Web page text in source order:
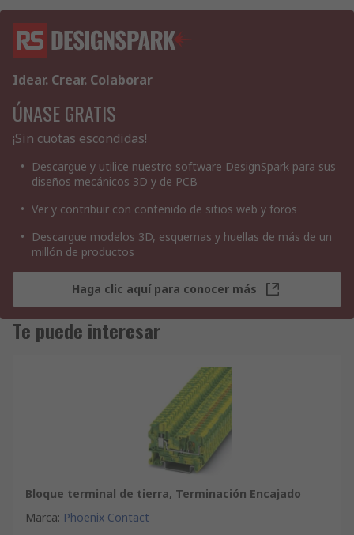
Idear. Crear. Colaborar
ÚNASE GRATIS
¡Sin cuotas escondidas!
Descargue y utilice nuestro software DesignSpark para sus
diseños mecánicos 3D y de PCB
Ver y contribuir con contenido de sitios web y foros
Descargue modelos 3D, esquemas y huellas de más de un
millón de productos
Haga clic aquí para conocer más
Te puede interesar
Bloque terminal de tierra, Terminación Encajado
Marca: Phoenix Contact